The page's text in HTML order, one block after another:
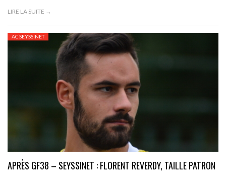
LIRE LA SUITE →
AC SEYSSINET
APRÈS GF38 – SEYSSINET : FLORENT REVERDY, TAILLE PATRON